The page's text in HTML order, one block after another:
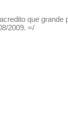
que grande
2009. =/